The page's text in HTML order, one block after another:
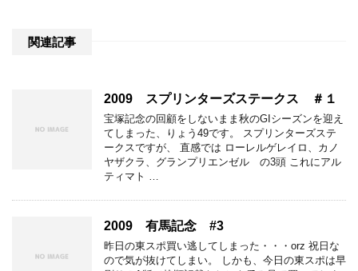
関連記事
2009 スプリンターズステークス ＃１
宝塚記念の回顧をしないまま秋のGIシーズンを迎え
てしまった、りょう49です。 スプリンターズステ
ークスですが、 直感では ローレルゲレイロ、カノ
ヤザクラ、グランプリエンゼル の3頭 これにアル
ティマト …
2009 有馬記念 #3
昨日の東スポ買い逃してしまった・・・orz 祝日な
ので気が抜けてしまい。 しかも、今日の東スポは早